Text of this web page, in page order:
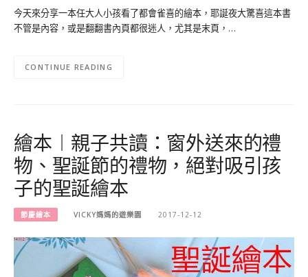
今天來分享一本任大人小孩看了都會雀喜的繪本，耶誕夜大驚喜這本書
不管是內容，或是翻翻書內頁都很迷人，尤其是末頁，…
CONTINUE READING
繪本︱親子共讀：窗外送來的禮
物、聖誕節的禮物，絕對吸引孩
子的聖誕繪本
節慶繪本 VICKY媽媽的遊樂園 2017-12-12